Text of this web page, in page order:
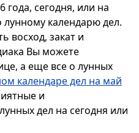
года, сегодня, или на
календарю дел.
восход, закат и
Вы можете
а еще все о лунных
календаре дел на май
и
дел на сегодня или